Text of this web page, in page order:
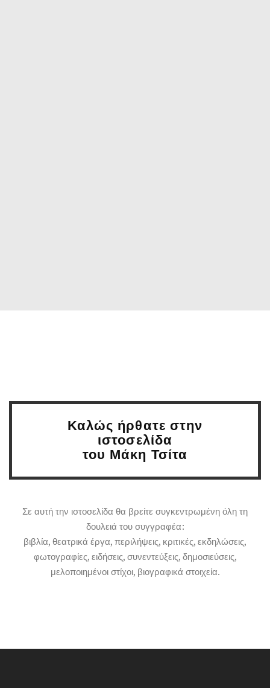
Καλώς ήρθατε στην
ιστοσελίδα
του Μάκη Τσίτα
Σε αυτή την ιστοσελίδα θα βρείτε συγκεντρωμένη όλη τη
δουλειά του συγγραφέα:
βιβλία, θεατρικά έργα, περιλήψεις, κριτικές, εκδηλώσεις,
φωτογραφίες, ειδήσεις, συνεντεύξεις, δημοσιεύσεις,
μελοποιημένοι στίχοι, βιογραφικά στοιχεία.